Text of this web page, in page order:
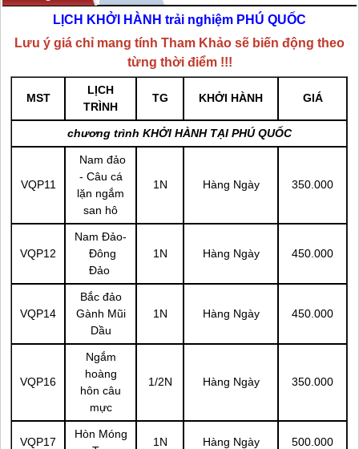
LỊCH KHỞI HÀNH trải nghiệm PHÚ QUỐC
Lưu ý giá chỉ mang tính Tham Khảo sẽ biến động theo
từng thời điểm !!!
MST
LỊCH
TRÌNH
TG KHỞI HÀNH GIÁ
chương trình KHỞI HÀNH TẠI PHÚ QUỐC
VQP11
Nam đảo
- Câu cá
lặn ngắm
san hô
1N Hàng Ngày 350.000
VQP12
Nam Đảo-
Đông
Đảo
1N Hàng Ngày 450.000
VQP14
Bắc đảo
Gành Mũi
Dầu
1N Hàng Ngày 450.000
VQP16
Ngắm
hoàng
hôn câu
mực
1/2N Hàng Ngày 350.000
VQP17
Hòn Móng
1N Hàng Ngày 500.000